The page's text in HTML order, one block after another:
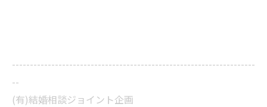
--------------------------------------------------------------------
--
(有)結婚相談ジョイント企画